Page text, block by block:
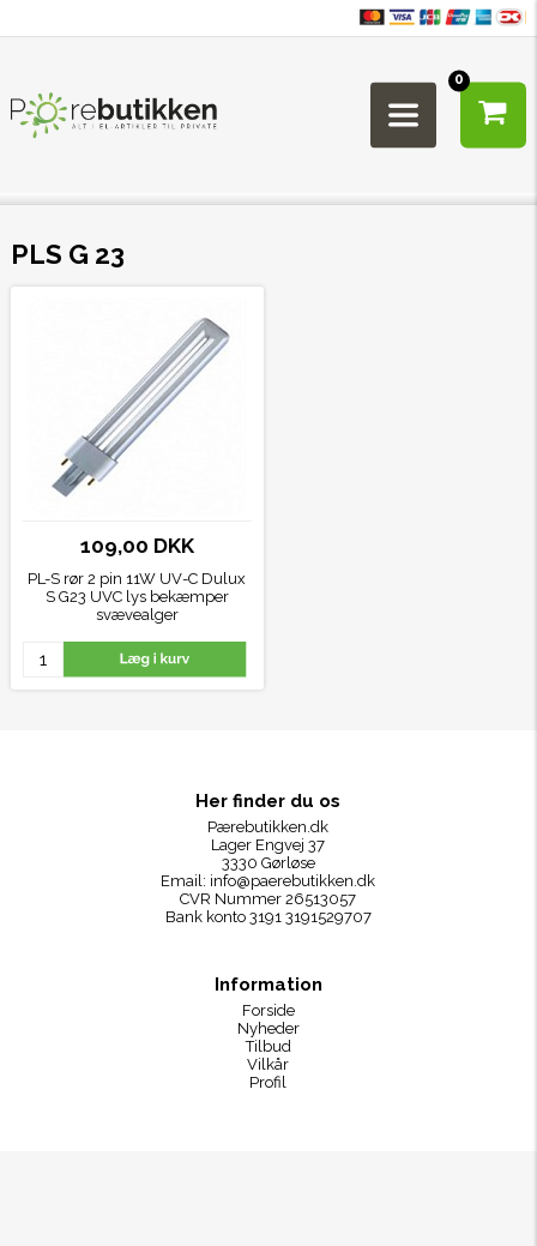
0
PLS G 23
109,00 DKK
PL-S rør 2 pin 11W UV-C Dulux
S G23 UVC lys bekæmper
svævealger
Her finder du os
Pærebutikken.dk
Lager Engvej 37
3330 Gørløse
Email: info@paerebutikken.dk
CVR Nummer 26513057
Bank konto 3191 3191529707
Information
Forside
Nyheder
Tilbud
Vilkår
Profil